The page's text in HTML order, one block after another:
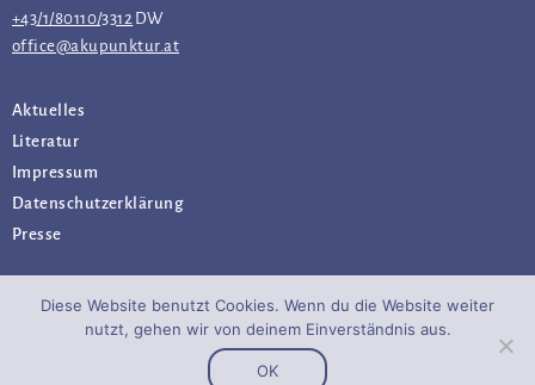
+43/1/80110/3312 DW
office@akupunktur.at
Aktuelles
Literatur
Impressum
Datenschutz­erklärung
Presse
Diese Website benutzt Cookies. Wenn du die Website weiter
nutzt, gehen wir von deinem Einverständnis aus.
OK